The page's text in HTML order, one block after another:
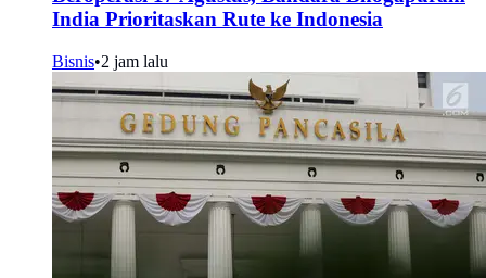
India Prioritaskan Rute ke Indonesia
Bisnis•2 jam lalu